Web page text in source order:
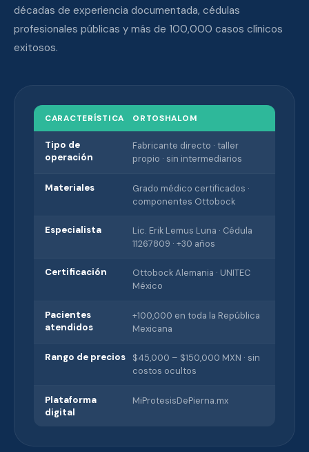
décadas de experiencia documentada, cédulas
profesionales públicas y más de 100,000 casos clínicos
exitosos.
CARACTERÍSTICA ORTOSHALOM
Tipo de
operación
Fabricante directo · taller
propio · sin intermediarios
Materiales
Grado médico certificados ·
componentes Ottobock
Especialista
Lic. Erik Lemus Luna · Cédula
11267809 · +30 años
Certificación
Ottobock Alemania · UNITEC
México
Pacientes
atendidos
+100,000 en toda la República
Mexicana
Rango de precios
$45,000 – $150,000 MXN · sin
costos ocultos
Plataforma
digital
MiProtesisDePierna.mx